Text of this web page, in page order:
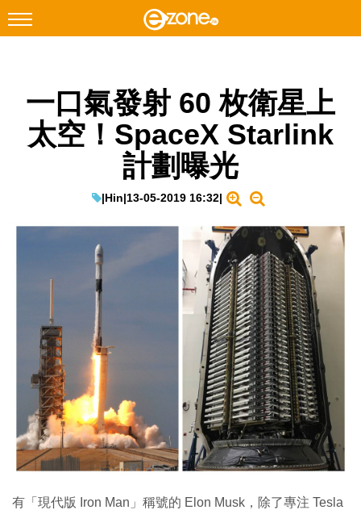
Facebook Instagram
科技焦點
教學評測
生成式AI與雲端應用
Enterprise Digital Transformation
特集
一口氣發射 60 枚衛星上
太空！SpaceX Starlink
計劃曝光
|Hin|13-05-2019 16:32|
有「現代版 Iron Man」稱號的 Elon Musk，除了專注 Tesla